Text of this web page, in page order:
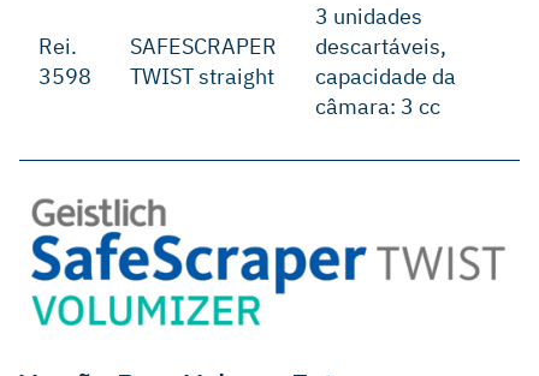
Rei.
3598
SAFESCRAPER
TWIST straight
3 unidades
descartáveis,
capacidade da
câmara: 3 cc